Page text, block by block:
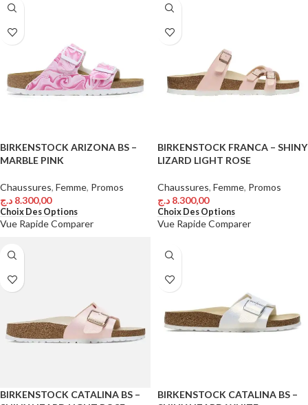
BIRKENSTOCK ARIZONA BS –
MARBLE PINK
Chaussures, Femme, Promos
8.300,00 د.ج
Choix Des Options
Vue RapideComparer
BIRKENSTOCK FRANCA – SHINY
LIZARD LIGHT ROSE
Chaussures, Femme, Promos
8.300,00 د.ج
Choix Des Options
Vue RapideComparer
BIRKENSTOCK CATALINA BS –
BIRKENSTOCK CATALINA BS –